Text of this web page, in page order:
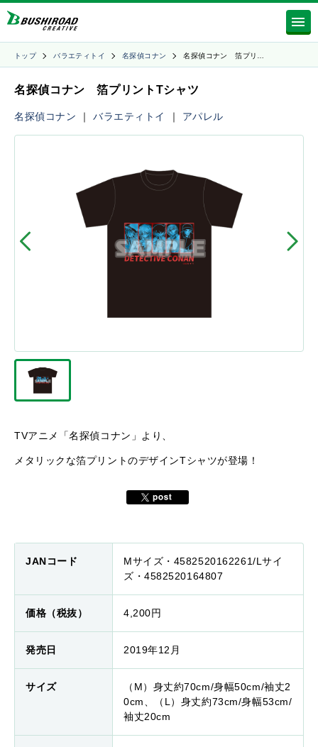
トップ バラエティトイ 名探偵コナン 名探偵コナン 箔プリ…
名探偵コナン 箔プリントTシャツ
名探偵コナン ｜バラエティトイ ｜ アパレル
TVアニメ「名探偵コナン」より、
メタリックな箔プリントのデザインTシャツが登場！
JANコード
Mサイズ・4582520162261/Lサイ
ズ・4582520164807
価格（税抜） 4,200円
発売日 2019年12月
サイズ
（M）身丈約70cm/身幅50cm/袖丈2
0cm、（L）身丈約73cm/身幅53cm/
袖丈20cm